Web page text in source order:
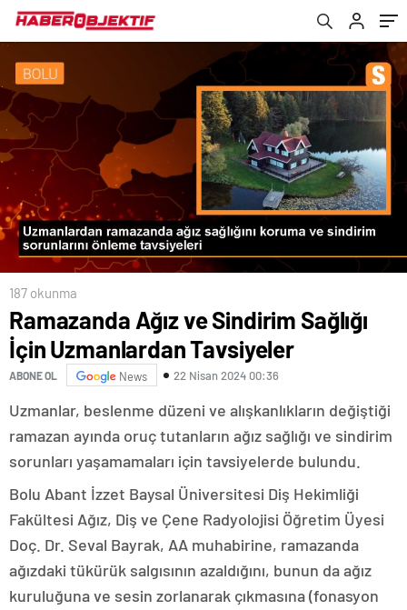
187 okunma
Ramazanda Ağız ve Sindirim Sağlığı
İçin Uzmanlardan Tavsiyeler
ABONE OL News 22 Nisan 2024 00:36
Uzmanlar, beslenme düzeni ve alışkanlıkların değiştiği
ramazan ayında oruç tutanların ağız sağlığı ve sindirim
sorunları yaşamamaları için tavsiyelerde bulundu.
Bolu Abant İzzet Baysal Üniversitesi Diş Hekimliği
Fakültesi Ağız, Diş ve Çene Radyolojisi Öğretim Üyesi
Doç. Dr. Seval Bayrak, AA muhabirine, ramazanda
ağızdaki tükürük salgısının azaldığını, bunun da ağız
kuruluğuna ve sesin zorlanarak çıkmasına (fonasyon